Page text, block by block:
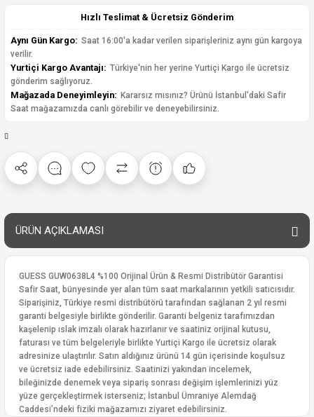
Hızlı Teslimat & Ücretsiz Gönderim
Aynı Gün Kargo: Saat 16:00'a kadar verilen siparişleriniz aynı gün kargoya
verilir.
Yurtiçi Kargo Avantajı: Türkiye'nin her yerine Yurtiçi Kargo ile ücretsiz
gönderim sağlıyoruz.
Mağazada Deneyimleyin: Kararsız mısınız? Ürünü İstanbul'daki Safir
Saat mağazamızda canlı görebilir ve deneyebilirsiniz.
ÜRÜN AÇIKLAMASI
GUESS GUW0638L4 %100 Orijinal Ürün & Resmi Distribütör Garantisi
Safir Saat, bünyesinde yer alan tüm saat markalarının yetkili satıcısıdır.
Siparişiniz, Türkiye resmi distribütörü tarafından sağlanan 2 yıl resmi
garanti belgesiyle birlikte gönderilir. Garanti belgeniz tarafımızdan
kaşelenip ıslak imzalı olarak hazırlanır ve saatiniz orijinal kutusu,
faturası ve tüm belgeleriyle birlikte Yurtiçi Kargo ile ücretsiz olarak
adresinize ulaştırılır. Satın aldığınız ürünü 14 gün içerisinde koşulsuz
ve ücretsiz iade edebilirsiniz. Saatinizi yakından incelemek,
bileğinizde denemek veya sipariş sonrası değişim işlemlerinizi yüz
yüze gerçekleştirmek isterseniz; İstanbul Ümraniye Alemdağ
Caddesi’ndeki fiziki mağazamızı ziyaret edebilirsiniz.